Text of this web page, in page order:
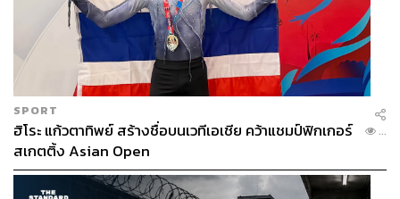
SPORT
ฮิโระ แก้วตาทิพย์ สร้างชื่อบนเวทีเอเชีย คว้าแชมป์ฟิกเกอร์
สเกตติ้ง Asian Open
...